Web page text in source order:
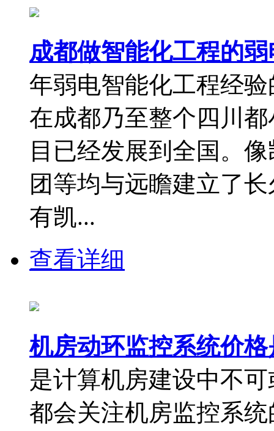
成都做智能化工程的
年弱电智能化工程经
在成都乃至整个四川
目已经发展到全国。
团等均与远瞻建立了
有凯...
查看详细
机房动环监控系统价
是计算机房建设中不
都会关注机房监控系